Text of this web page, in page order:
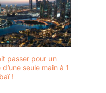
passer pour un
seule main à 1
!